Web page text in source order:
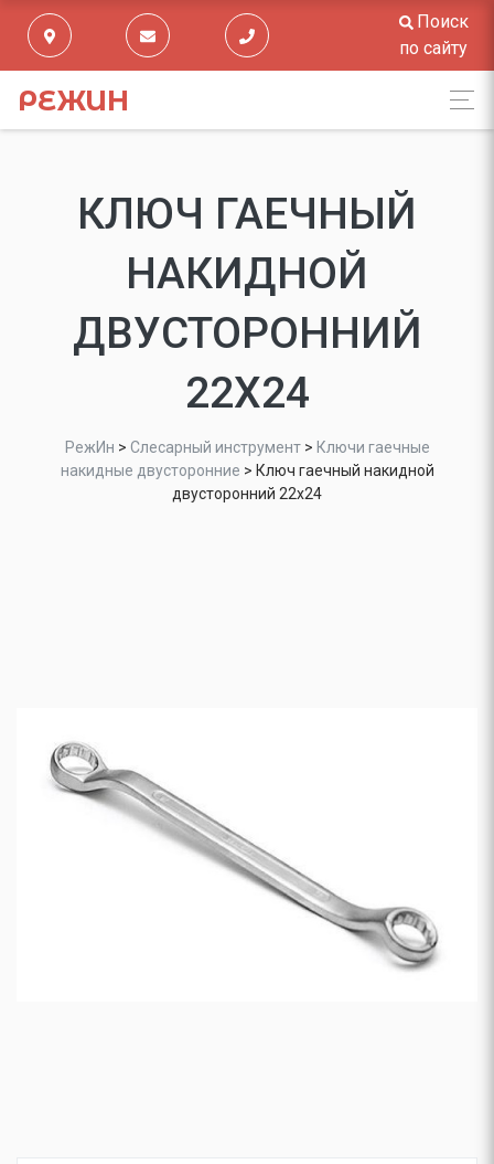
Поиск
по сайту
РЕЖИН
КЛЮЧ ГАЕЧНЫЙ
НАКИДНОЙ
ДВУСТОРОННИЙ
22Х24
РежИн > Слесарный инструмент> Ключи гаечные
накидные двусторонние > Ключ гаечный накидной
двусторонний 22х24